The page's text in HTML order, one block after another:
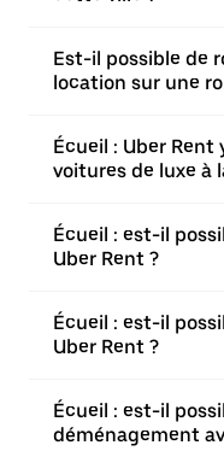
Est-il possible de
location sur une
Écueil : Uber
voitures de luxe à
Écueil : est-il
Uber Rent ?
Écueil : est-il
Uber Rent ?
Écueil : est-il
déménagement